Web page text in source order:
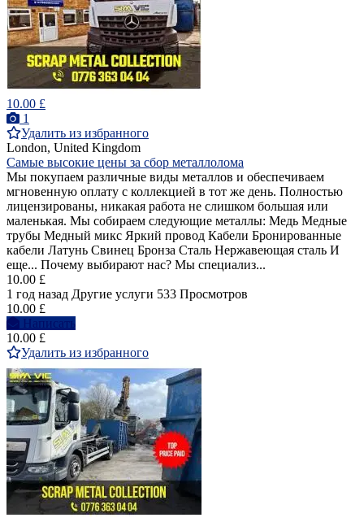
10.00 £
1
Удалить из избранного
London, United Kingdom
Самые высокие цены за сбор металлолома
Мы покупаем различные виды металлов и обеспечиваем
мгновенную оплату с коллекцией в тот же день. Полностью
лицензированы, никакая работа не слишком большая или
маленькая. Мы собираем следующие металлы: Медь Медные
трубы Медный микс Яркий провод Кабели Бронированные
кабели Латунь Свинец Бронза Сталь Нержавеющая сталь И
еще... Почему выбирают нас? Мы специализ...
10.00 £
1 год назад Другие услуги 533 Просмотров
10.00 £
Написать
10.00 £
Удалить из избранного